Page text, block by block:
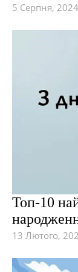
5 Серпня, 2024
Топ-10
13 Лютого,